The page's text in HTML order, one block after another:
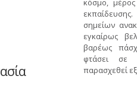
κόσμο, μέρος
σημείων
εγκαίρως
βαρέως
φτάσει σε
παρασχεθεί